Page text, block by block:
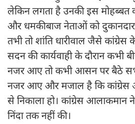
लेकिन लगता है उनकी इस मोहब्बत
और धमकीबाज नेताओं को
तभी तो शांति धारीवाल जैसे
सदन की कार्यवाही के दौरान कभी
नजर आए तो कभी आसन पर बैठे
नजर आए और मजाल है कि कांग्रेस
से निकाला हो। कांग्रेस आलाकमान
निंदा तक नहीं की।